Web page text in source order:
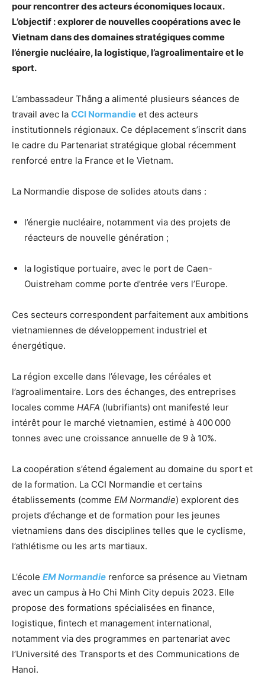
pour rencontrer des acteurs économiques locaux.
L’objectif : explorer de nouvelles coopérations avec le
Vietnam dans des domaines stratégiques comme
l’énergie nucléaire, la logistique, l’agroalimentaire et le
sport.
L’ambassadeur Thắng a alimenté plusieurs séances de
travail avec la CCI Normandie et des acteurs
institutionnels régionaux. Ce déplacement s’inscrit dans
le cadre du Partenariat stratégique global récemment
renforcé entre la France et le Vietnam.
La Normandie dispose de solides atouts dans :
l’énergie nucléaire, notamment via des projets de
réacteurs de nouvelle génération ;
la logistique portuaire, avec le port de Caen-
Ouistreham comme porte d’entrée vers l’Europe.
Ces secteurs correspondent parfaitement aux ambitions
vietnamiennes de développement industriel et
énergétique.
La région excelle dans l’élevage, les céréales et
l’agroalimentaire. Lors des échanges, des entreprises
locales comme HAFA (lubrifiants) ont manifesté leur
intérêt pour le marché vietnamien, estimé à 400 000
tonnes avec une croissance annuelle de 9 à 10%.
La coopération s’étend également au domaine du sport et
de la formation. La CCI Normandie et certains
établissements (comme EM Normandie) explorent des
projets d’échange et de formation pour les jeunes
vietnamiens dans des disciplines telles que le cyclisme,
l’athlétisme ou les arts martiaux.
L’école EM Normandie renforce sa présence au Vietnam
avec un campus à Ho Chi Minh City depuis 2023. Elle
propose des formations spécialisées en finance,
logistique, fintech et management international,
notamment via des programmes en partenariat avec
l’Université des Transports et des Communications de
Hanoi.